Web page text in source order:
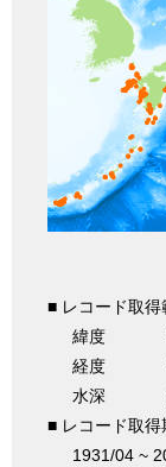
■ レコード取得
緯度
経度
水深
■ レコード取得
1931/04 ~